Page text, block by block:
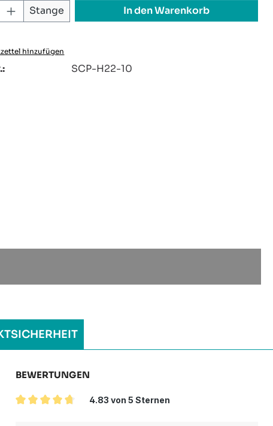
Anzahl: Gib den gewünschten
Stange In den Warenkorb
hinzufügen
SCP-H22-10
BEWERTUNGEN
4.83 von 5 Sternen